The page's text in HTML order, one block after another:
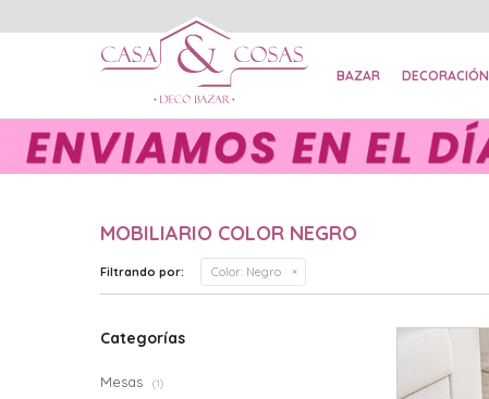
BAZAR DECORACIÓN
MOBILIARIO COLOR NEGRO
Filtrando por: Color: Negro
Categorías
Mesas (1)